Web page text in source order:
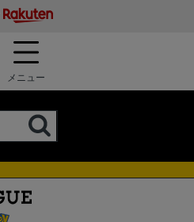
メニュー